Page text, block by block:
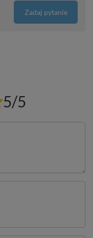
Zadaj pytanie
5/5